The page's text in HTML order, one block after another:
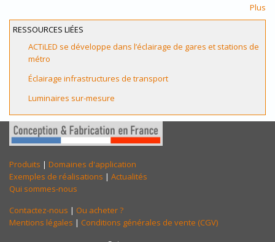
Plus
RESSOURCES LIÉES
ACTiLED se développe dans l’éclairage de gares et stations de
métro
Éclairage infrastructures de transport
Luminaires sur-mesure
Produits | Domaines d'application
Exemples de réalisations | Actualités
Qui sommes-nous
Contactez-nous | Ou acheter ?
Mentions légales | Conditions générales de vente (CGV)